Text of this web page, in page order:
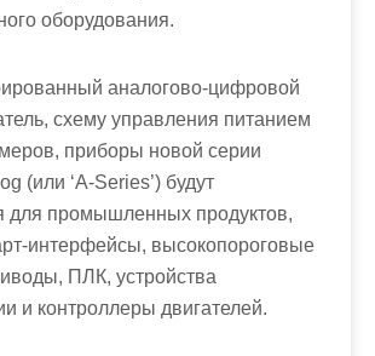
оборудования.
аналогово-цифровой
схему управления питанием
приборы новой серии
(или ‘A-Series’) будут
для промышленных продуктов,
интерфейсы, высокопороговые
ПЛК, устройства
и контроллеры двигателей.